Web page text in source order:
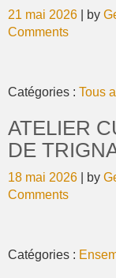
21 mai 2026 | by
Comments
Catégories : Tous
ATELIER
DE
18 mai 2026 | by
Comments
Catégories :